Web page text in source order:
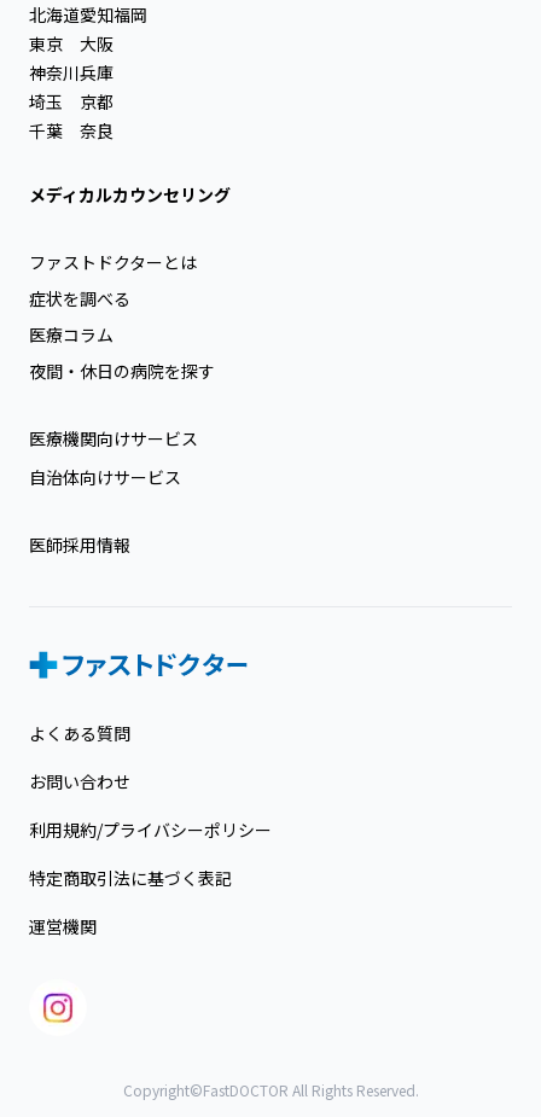
北海道
東京
神奈川
埼玉
千葉
愛知
大阪
兵庫
京都
奈良
福岡
メディカルカウンセリング
ファストドクターとは
症状を調べる
医療コラム
夜間・休日の病院を探す
医療機関向けサービス
自治体向けサービス
医師採用情報
よくある質問
お問い合わせ
利用規約/プライバシーポリシー
特定商取引法に基づく表記
運営機関
Copyright©FastDOCTOR All Rights Reserved.